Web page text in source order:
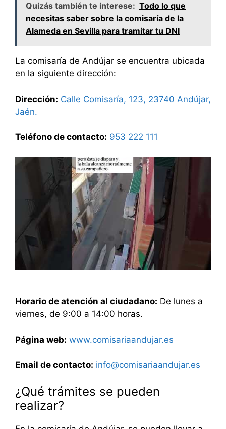
Quizás también te interese: Todo lo que
necesitas saber sobre la comisaría de la
Alameda en Sevilla para tramitar tu DNI
La comisaría de Andújar se encuentra ubicada
en la siguiente dirección:
Dirección: Calle Comisaría, 123, 23740 Andújar,
Jaén.
Teléfono de contacto: 953 222 111
Horario de atención al ciudadano: De lunes a
viernes, de 9:00 a 14:00 horas.
Página web: www.comisariaandujar.es
Email de contacto: info@comisariaandujar.es
¿Qué trámites se pueden
realizar?